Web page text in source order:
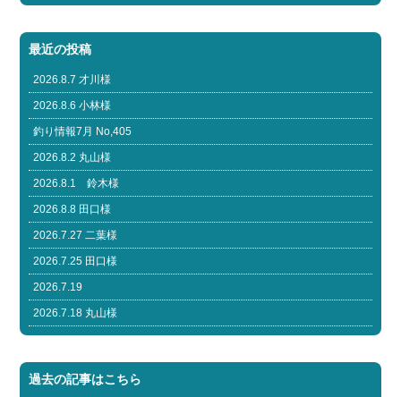
最近の投稿
2026.8.7 才川様
2026.8.6 小林様
釣り情報7月 No,405
2026.8.2 丸山様
2026.8.1 鈴木様
2026.8.8 田口様
2026.7.27 二葉様
2026.7.25 田口様
2026.7.19
2026.7.18 丸山様
過去の記事はこちら